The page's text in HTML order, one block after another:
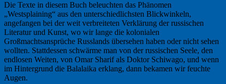
Die Texte in diesem Buch beleuchten das Phänomen
„Westsplaining“ aus den unterschiedlichsten Blickwinkeln,
angefangen bei der weit verbreiteten Verklärung der russischen
Literatur und Kunst, wo wir lange die kolonialen
Großmachtsansprüche Russlands übersehen haben oder nicht sehen
wollten. Stattdessen schwärme man von der russischen Seele, den
endlosen Weiten, von Omar Sharif als Doktor Schiwago, und wenn
im Hintergrund die Balalaika erklang, dann bekamen wir feuchte
Augen.